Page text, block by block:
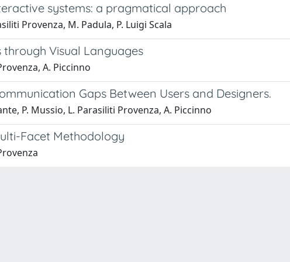
systems: a pragmatical approach
Provenza, M. Padula, P. Luigi Scala
Visual Languages
A. Piccinno
Gaps Between Users and Designers.
P. Mussio, L. Parasiliti Provenza, A. Piccinno
Facet Methodology